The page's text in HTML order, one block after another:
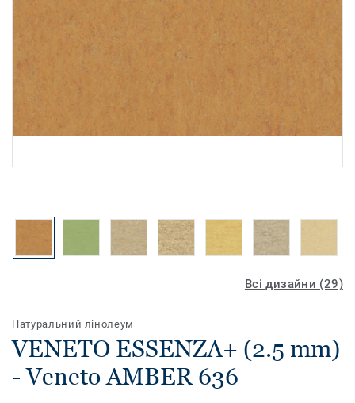
Всі дизайни (29)
Натуральний лінолеум
VENETO ESSENZA+ (2.5 mm)
- Veneto AMBER 636